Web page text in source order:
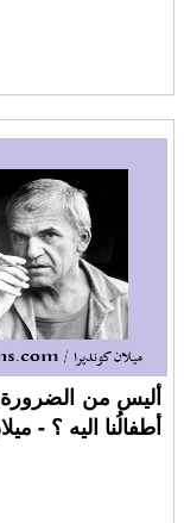
أليس من
أطفالُنا اليه ؟ -